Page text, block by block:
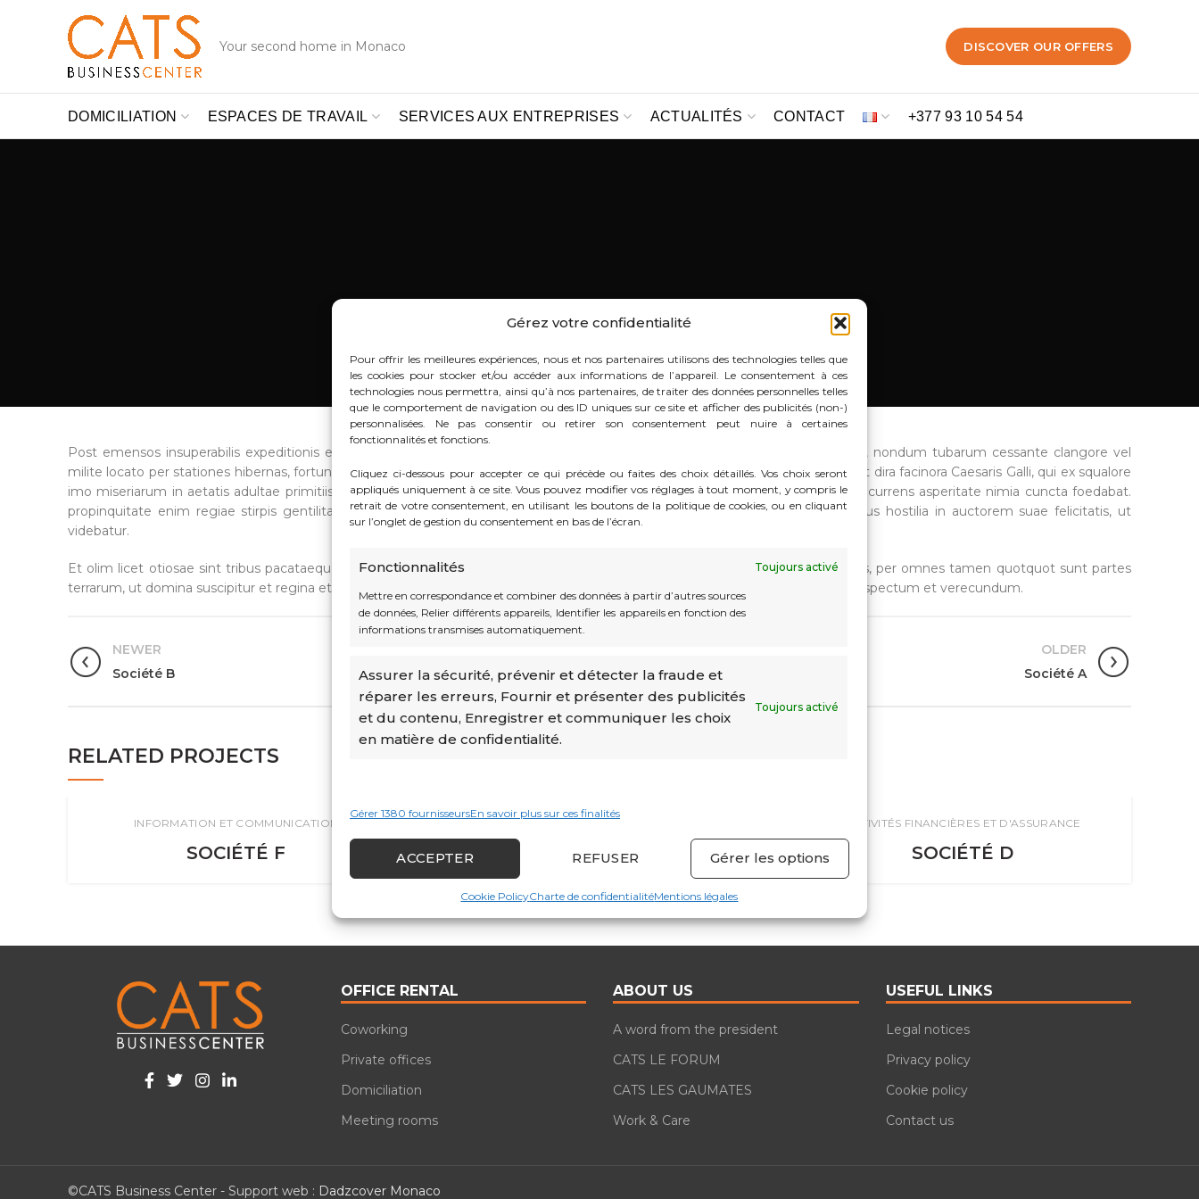
Gérez votre confidentialité
Pour offrir les meilleures expériences, nous et nos partenaires utilisons des technologies telles que
les cookies pour stocker et/ou accéder aux informations de l’appareil. Le consentement à ces
technologies nous permettra, ainsi qu’à nos partenaires, de traiter des données personnelles telles
que le comportement de navigation ou des ID uniques sur ce site et afficher des publicités (non-)
personnalisées. Ne pas consentir ou retirer son consentement peut nuire à certaines
fonctionnalités et fonctions.
Cliquez ci-dessous pour accepter ce qui précède ou faites des choix détaillés. Vos choix seront
appliqués uniquement à ce site. Vous pouvez modifier vos réglages à tout moment, y compris le
retrait de votre consentement, en utilisant les boutons de la politique de cookies, ou en cliquant
sur l’onglet de gestion du consentement en bas de l’écran.
Fonctionnalités Toujours activé
Mettre en correspondance et combiner des données à partir d’autres sources
de données, Relier différents appareils, Identifier les appareils en fonction des
informations transmises automatiquement.
Assurer la sécurité, prévenir et détecter la fraude et
réparer les erreurs, Fournir et présenter des publicités
et du contenu, Enregistrer et communiquer les choix
en matière de confidentialité.
Toujours activé
Gérer 1380 fournisseursEn savoir plus sur ces finalités
ACCEPTER REFUSER Gérer les options
Cookie PolicyCharte de confidentialitéMentions légales
Your second home in Monaco DISCOVER OUR OFFERS
DOMICILIATION ESPACES DE TRAVAIL SERVICES AUX ENTREPRISES ACTUALITÉS CONTACT +377 93 10 54 54
Post emensos insuperabilis expeditionis eventus languentibus partium animis, quas periculorum varietas fregerat et laborum, nondum tubarum cessante clangore vel
milite locato per stationes hibernas, fortunae saevientis procellae tempestates alias rebus infudere communibus per multa illa et dira facinora Caesaris Galli, qui ex squalore
imo miseriarum in aetatis adultae primitiis ad principale culmen insperato saltu provectus ultra terminos potestatis delatae procurrens asperitate nimia cuncta foedabat.
propinquitate enim regiae stirpis gentilitateque etiam tum Constantini nominis efferebatur in fastus, si plus valuisset, ausurus hostilia in auctorem suae felicitatis, ut
videbatur.
Et olim licet otiosae sint tribus pacataeque centuriae et nulla suffragiorum certamina set Pompiliani redierit securitas temporis, per omnes tamen quotquot sunt partes
terrarum, ut domina suscipitur et regina et ubique patrum reverenda cum auctoritate canities populique Romani nomen circumspectum et verecundum.
NEWER
Société B
OLDER
Société A
RELATED PROJECTS
INFORMATION ET COMMUNICATION
SOCIÉTÉ F
CONSEIL ET SERVICES AUX ENTREPRISES
SOCIÉTÉ E
ACTIVITÉS FINANCIÈRES ET D'ASSURANCE
SOCIÉTÉ D
OFFICE RENTAL
Coworking
Private offices
Domiciliation
Meeting rooms
ABOUT US
A word from the president
CATS LE FORUM
CATS LES GAUMATES
Work & Care
USEFUL LINKS
Legal notices
Privacy policy
Cookie policy
Contact us
©CATS Business Center - Support web : Dadzcover Monaco